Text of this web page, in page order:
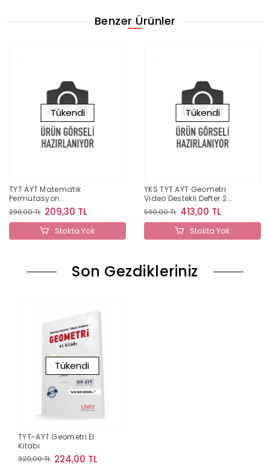
Benzer Ürünler
Tükendi
TYT AYT Matematik
Permütasyon
Kombinasyon Binom
Olasılık Konu Anlatımlı
Eğitim Seti Orijinal
Yayınları
299,00 TL 209,30 TL
Stokta Yok
Tükendi
YKS TYT AYT Geometri
Video Destekli Defter 2.
Kitap
590,00 TL 413,00 TL
Stokta Yok
Son Gezdikleriniz
Tükendi
TYT-AYT Geometri El
Kitabı
320,00 TL 224,00 TL